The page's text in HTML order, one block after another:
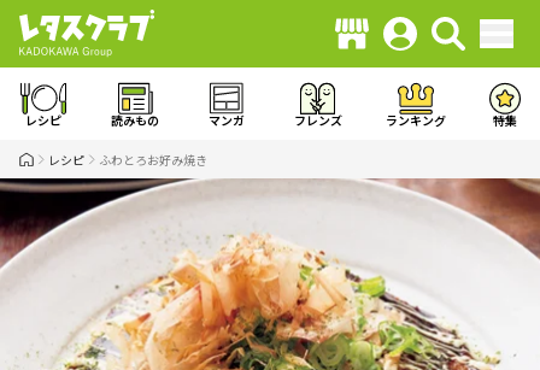
レシピ 読みもの マンガ フレンズ ランキング 特集
レシピ ふわとろお好み焼き